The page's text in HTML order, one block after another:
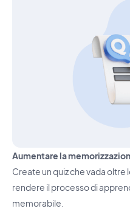
Aumentare la
Create un quiz che vada
rendere il processo di
memorabile.